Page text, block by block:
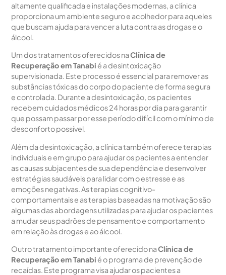
altamente qualificada e instalações modernas, a clínica
proporciona um ambiente seguro e acolhedor para aqueles
que buscam ajuda para vencer a luta contra as drogas e o
álcool.
Um dos tratamentos oferecidos naClínica de
Recuperação em Tanabi é a desintoxicação
supervisionada. Este processo é essencial para remover as
substâncias tóxicas do corpo do paciente de forma segura
e controlada. Durante a desintoxicação, os pacientes
recebem cuidados médicos 24 horas por dia para garantir
que possam passar por esse período difícil com o mínimo de
desconforto possível.
Além da desintoxicação, a clínica também oferece terapias
individuais e em grupo para ajudar os pacientes a entender
as causas subjacentes de sua dependência e desenvolver
estratégias saudáveis para lidar com o estresse e as
emoções negativas. As terapias cognitivo-
comportamentais e as terapias baseadas na motivação são
algumas das abordagens utilizadas para ajudar os pacientes
a mudar seus padrões de pensamento e comportamento
em relação às drogas e ao álcool.
Outro tratamento importante oferecido naClínica de
Recuperação em Tanabi é o programa de prevenção de
recaídas. Este programa visa ajudar os pacientes a